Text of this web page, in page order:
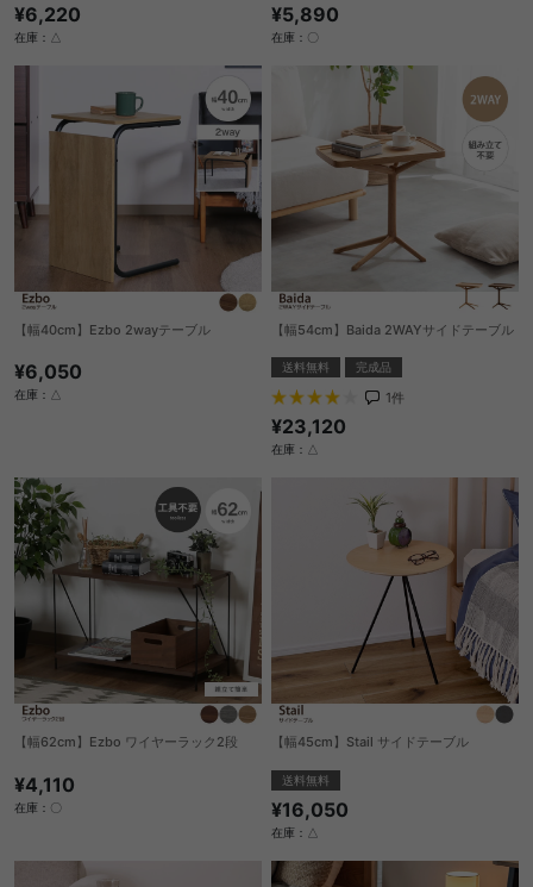
¥6,220
在庫：△
¥5,890
在庫：〇
【幅40cm】Ezbo 2wayテーブル
¥6,050
在庫：△
【幅54cm】Baida 2WAYサイドテーブル
送料無料 完成品
1件
¥23,120
在庫：△
【幅62cm】Ezbo ワイヤーラック2段
¥4,110
在庫：〇
【幅45cm】Stail サイドテーブル
送料無料
¥16,050
在庫：△